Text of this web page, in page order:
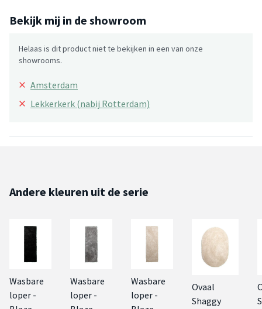
Bekijk mij in de showroom
Helaas is dit product niet te bekijken in een van onze
showrooms.
× Amsterdam
× Lekkerkerk (nabij Rotterdam)
Andere kleuren uit de serie
Wasbare
loper -
Wasbare
loper -
Wasbare
loper -
Ovaal
Shaggy